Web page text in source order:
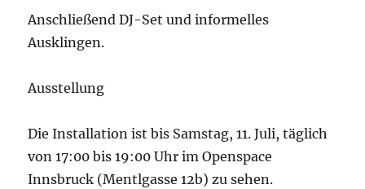
Anschließend DJ-Set und informelles
Ausklingen.
Ausstellung
Die Installation ist bis Samstag, 11. Juli, täglich
von 17:00 bis 19:00 Uhr im Openspace
Innsbruck (Mentlgasse 12b) zu sehen.